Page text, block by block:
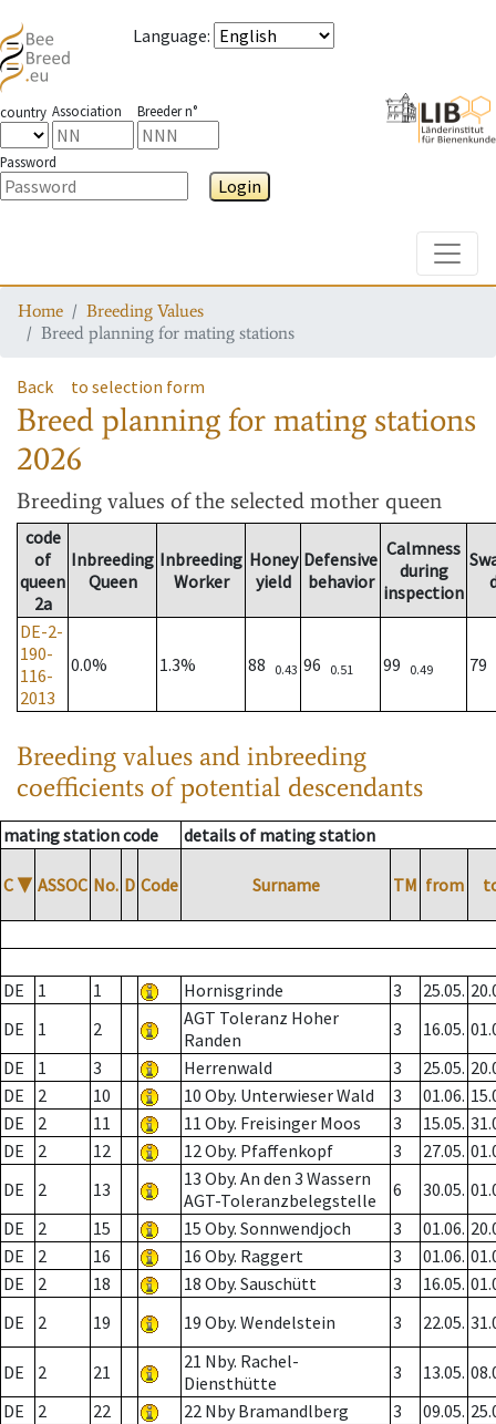
Language:
country Association Breeder n°
Password
Login
Home
Breeding Values
Breed planning for mating stations
Back to selection form
Breed planning for mating stations
2026
Breeding values of the selected mother queen
code
of
queen
2a
Inbreeding
Queen
Inbreeding
Worker
Honey
yield
Defensive
behavior
Calmness
during
inspection
DE-2-
190-
116-
2013
0.0% 1.3% 88 0.43 96 0.51 99 0.49 79
Breeding values and inbreeding
coefficients of potential descendants
mating station code details of mating station
C ▼ ASSOC No. D Code Surname TM from
DE 1 1 Hornisgrinde 3 25.05.
DE
1 2
AGT Toleranz Hoher
Randen
3 16.05.
DE
1 3 Herrenwald 3 25.05.
DE
2 10 10 Oby. Unterwieser Wald 3 01.06.
DE
2 11 11 Oby. Freisinger Moos 3 15.05.
DE
2 12 12 Oby. Pfaffenkopf 3 27.05.
DE
2 13
13 Oby. An den 3 Wassern
AGT-Toleranzbelegstelle
6 30.05.
DE
2 15 15 Oby. Sonnwendjoch 3 01.06.
DE
2 16 16 Oby. Raggert 3 01.06.
DE
2 18 18 Oby. Sauschütt 3 16.05.
DE
2 19 19 Oby. Wendelstein 3 22.05.
DE 2 21
21 Nby. Rachel-
Diensthütte
3 13.05.
DE
2 22 22 Nby Bramandlberg 3 09.05.